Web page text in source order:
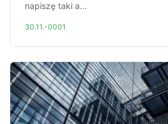
napiszę taki a...
30.11.-0001